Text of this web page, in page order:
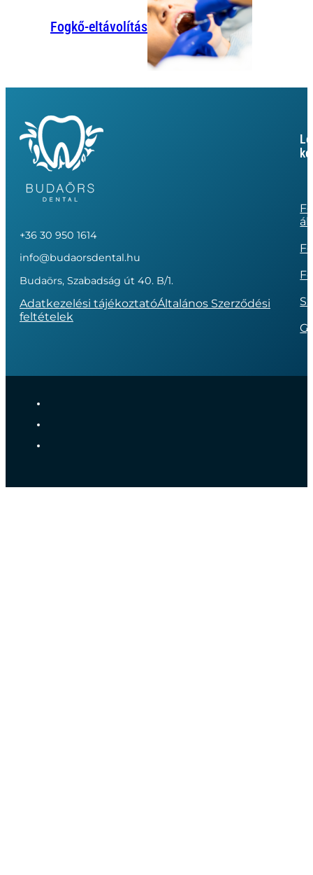
Fogkő-eltávolítás
+36 30 950 1614
info@budaorsdental.hu
Budaörs, Szabadság út 40. B/1.
Adatkezelési tájékoztatóÁltalános Szerződési
feltételek